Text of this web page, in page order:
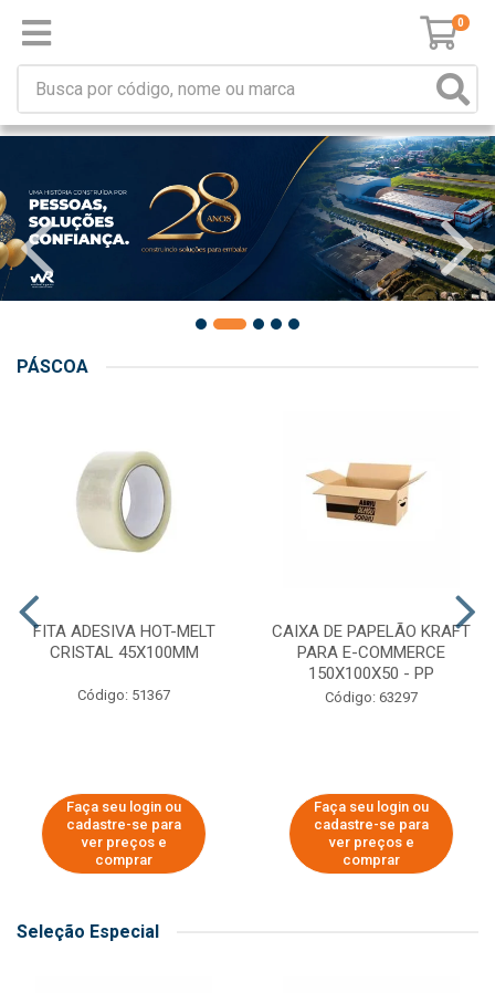
0
PÁSCOA
FITA ADESIVA HOT-MELT
CRISTAL 45X100MM
Código: 51367
Faça seu login ou
cadastre-se para
ver preços e
comprar
CAIXA DE PAPELÃO KRAFT
PARA E-COMMERCE
150X100X50 - PP
Código: 63297
Faça seu login ou
cadastre-se para
ver preços e
comprar
Seleção Especial